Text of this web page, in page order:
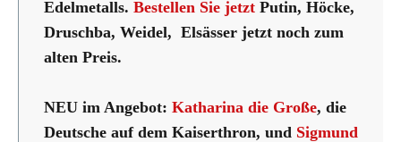
Edelmetalls. Bestellen Sie jetzt Putin, Höcke,
Druschba, Weidel, Elsässer jetzt noch zum
alten Preis.
NEU im Angebot: Katharina die Große, die
Deutsche auf dem Kaiserthron, und Sigmund